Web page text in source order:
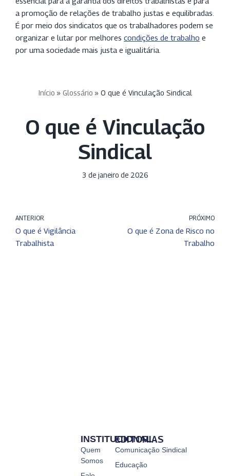
a promoção de relações de trabalho justas e equilibradas.
É por meio dos sindicatos que os trabalhadores podem se
organizar e lutar por melhores condições de trabalho e
por uma sociedade mais justa e igualitária.
Início » Glossário » O que é Vinculação Sindical
O que é Vinculação
Sindical
3 de janeiro de 2026
ANTERIOR
O que é Vigilância
Trabalhista
PRÓXIMO
O que é Zona de Risco no
Trabalho
EDITORIAS
Comunicação Sindical
Educação
INSTITUCIONAL
Quem
Somos